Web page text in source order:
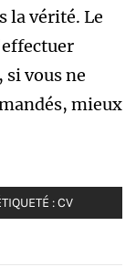
la vérité. Le
vous ne
mieux
:CV